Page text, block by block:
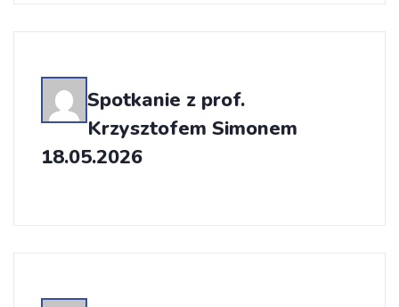
Spotkanie z prof.
Krzysztofem Simonem
18.05.2026